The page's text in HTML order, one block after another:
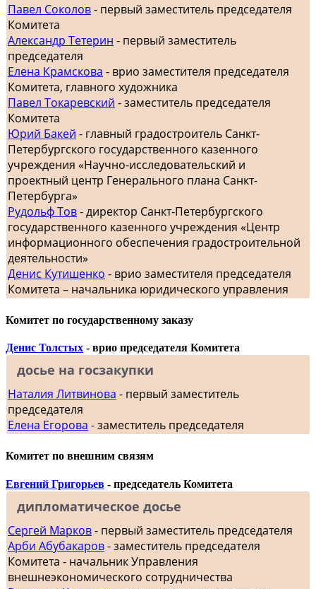
Павел Соколов- первый заместитель председателя
Комитета
Александр Тетерин - первый заместитель
председателя
Елена Крамскова - врио заместителя председателя
Комитета, главного художника
Павел Токаревский - заместитель председателя
Комитета
Юрий Бакей - главный градостроитель Санкт-
Петербургского государственного казенного
учреждения «Научно-исследовательский и
проектный центр Генерального плана Санкт-
Петербурга»
Рудольф Тов- директор Санкт-Петербургского
государственного казенного учреждения «Центр
информационного обеспечения градостроительной
деятельности»
Денис Кутишенко - врио заместителя председателя
Комитета – начальника юридического управления
Комитет по государственному заказу
Денис Толстых - врио председателя Комитета
досье на госзакупки
Наталия Литвинова - первый заместитель
председателя
Елена Егорова - заместитель председателя
Комитет по внешним связям
Евгений Григорьев - председатель Комитета
дипломатическое досье
Сергей Марков- первый заместитель председателя
Арби Абубакаров- заместитель председателя
Комитета - начальник Управления
внешнеэкономического сотрудничества